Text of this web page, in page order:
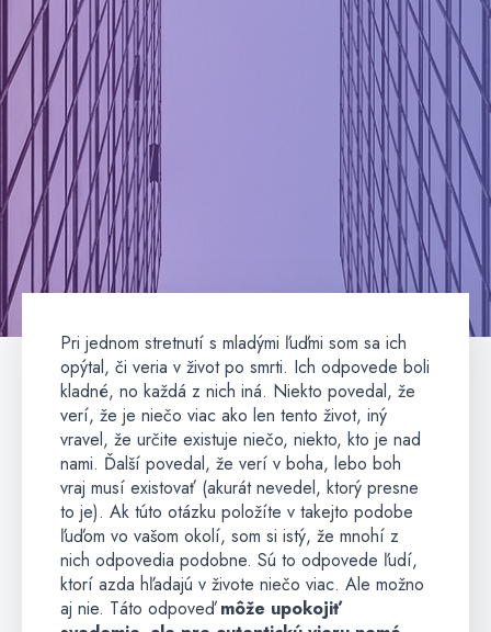
Pri jednom stretnutí s mladými ľuďmi som sa ich
opýtal, či veria v život po smrti. Ich odpovede boli
kladné, no každá z nich iná. Niekto povedal, že
verí, že je niečo viac ako len tento život, iný
vravel, že určite existuje niečo, niekto, kto je nad
nami. Ďalší povedal, že verí v boha, lebo boh
vraj musí existovať (akurát nevedel, ktorý presne
to je). Ak túto otázku položíte v takejto podobe
ľuďom vo vašom okolí, som si istý, že mnohí z
nich odpovedia podobne. Sú to odpovede ľudí,
ktorí azda hľadajú v živote niečo viac. Ale možno
aj nie. Táto odpoveďmôže upokojiť